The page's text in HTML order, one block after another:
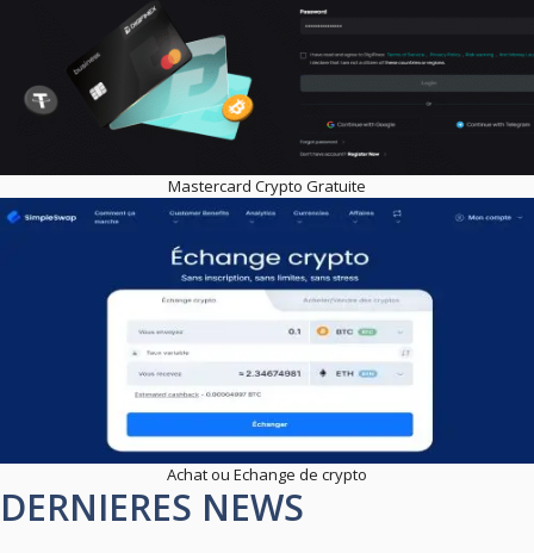
Mastercard Crypto Gratuite
Achat ou Echange de crypto
DERNIERES NEWS